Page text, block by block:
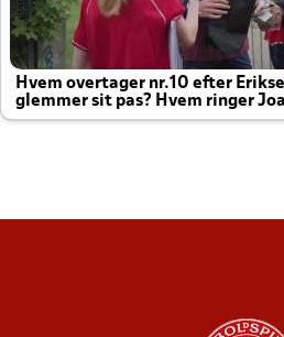
Hvem overtager nr.10 efter
glemmer sit pas? Hvem ringer
altid til efter kampe?